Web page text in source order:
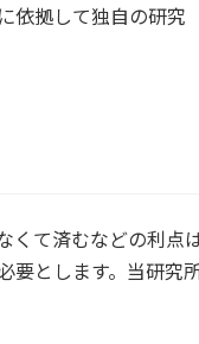
依拠して独自の研究
くて済むなどの利点
要とします。当研究